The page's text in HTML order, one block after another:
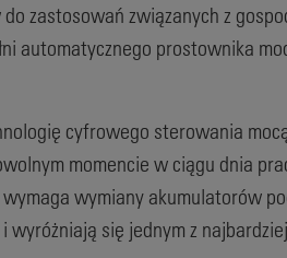
zastosowań związanych z
prostownika
cyfrowego sterowania
momencie w ciągu dnia
wymiany akumulatorów
się jednym z